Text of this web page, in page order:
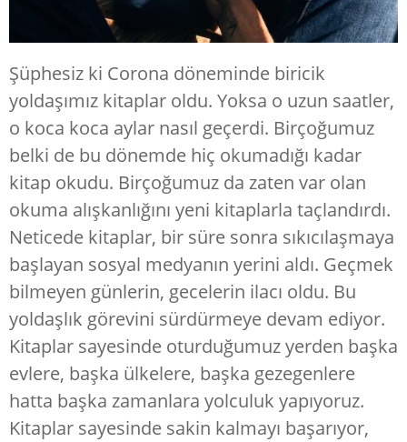
Şüphesiz ki Corona döneminde biricik
yoldaşımız kitaplar oldu. Yoksa o uzun saatler,
o koca koca aylar nasıl geçerdi. Birçoğumuz
belki de bu dönemde hiç okumadığı kadar
kitap okudu. Birçoğumuz da zaten var olan
okuma alışkanlığını yeni kitaplarla taçlandırdı.
Neticede kitaplar, bir süre sonra sıkıcılaşmaya
başlayan sosyal medyanın yerini aldı. Geçmek
bilmeyen günlerin, gecelerin ilacı oldu. Bu
yoldaşlık görevini sürdürmeye devam ediyor.
Kitaplar sayesinde oturduğumuz yerden başka
evlere, başka ülkelere, başka gezegenlere
hatta başka zamanlara yolculuk yapıyoruz.
Kitaplar sayesinde sakin kalmayı başarıyor,